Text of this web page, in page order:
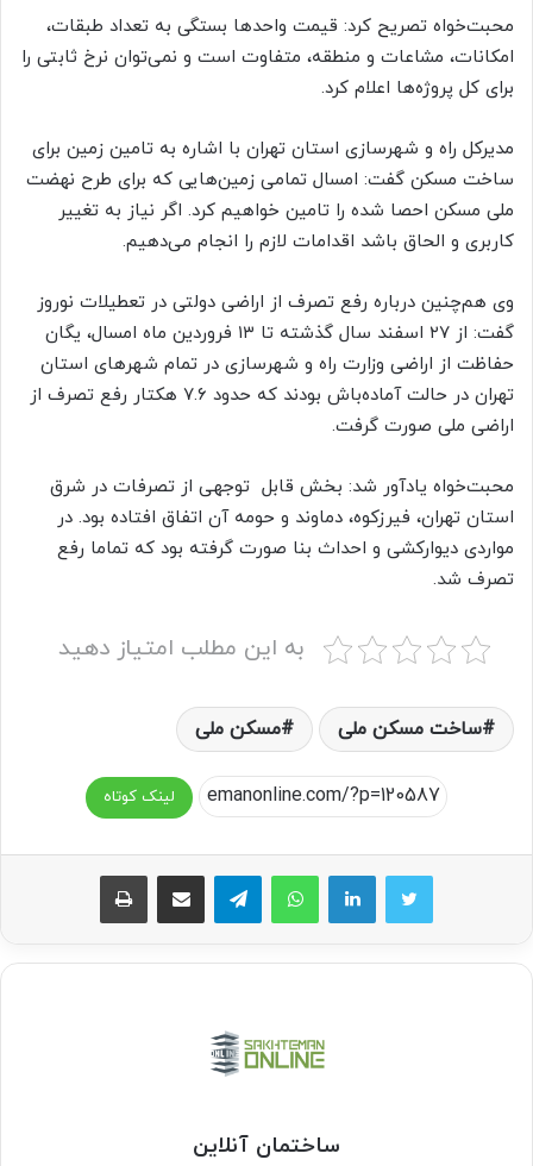
محبت‌خواه تصریح کرد: قیمت واحدها بستگی به تعداد طبقات،
امکانات، مشاعات و منطقه، متفاوت است و نمی‌توان نرخ ثابتی را
برای کل پروژه‌ها اعلام کرد.
مدیرکل راه و شهرسازی استان تهران با اشاره به تامین زمین برای
ساخت مسکن گفت: امسال تمامی زمین‌هایی که برای طرح نهضت
ملی مسکن احصا شده را تامین خواهیم کرد. اگر نیاز به تغییر
کاربری و الحاق باشد اقدامات لازم را انجام می‌دهیم.
وی هم‌چنین درباره رفع تصرف از اراضی دولتی در تعطیلات نوروز
گفت: از ۲۷ اسفند سال گذشته تا ۱۳ فروردین ماه امسال، یگان
حفاظت از اراضی وزارت راه و شهرسازی در تمام شهرهای استان
تهران در حالت آماده‌باش بودند که حدود ۷.۶ هکتار رفع تصرف از
اراضی ملی صورت گرفت.
محبت‌خواه یادآور شد: بخش قابل توجهی از تصرفات در شرق
استان تهران، فیرزکوه، دماوند و حومه آن اتفاق افتاده بود. در
مواردی دیوارکشی و احداث بنا صورت گرفته بود که تماما رفع
تصرف شد.
به این مطلب امتیاز دهید
ساخت مسکن ملی مسکن ملی
لینک کوتاه
واتس آپ تلگرام اشتراک گذاری از طریق ایمیل چاپ
ساختمان آنلاین